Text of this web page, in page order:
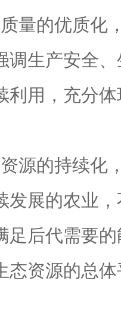
的优质化
调生产安全
利用，充分
的持续化
发展的农业
足后代需要
态资源的总